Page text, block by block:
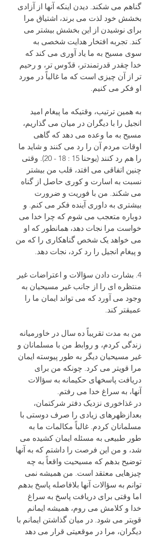
گناهم می شکند. دیدن اینکه آنها از آزادی
بخشش خود لذت می برند، اشتیاق مرا
برای نوشیدن از این بخشش بیشتر می
کند. تجربه افتخار هدایت شخصی به
سوی مسیح به ما یاد آوری می کند که
خدا چقدر قدرتمندتر، قدّوس تر، و رحیم
تر از آن چیزی است که ما غالباً در مورد
او فکر می کنیم.
به همین ترتیب، وقتیکه ما پیغام امید
انجیل را با دیگران در میان می گذاریم،
مسیح به ما وعده می دهد که گاهی
اوقات مردم آن را رد می کنند و شاید ما
را هم رد کنند (یوحنا 15 : 18 - 20). وقتی
چنین اتفاقی می افتد، قلب من بیشتر
نسبت به اسارت و کوری حاصل از گناه
می شکند. من با فوریت و ضرورت
بیشتری به داوری آینده فکر می کنم. و
دوباره متعجب می شوم که چرا خدا می
خواست مرا نجات دهد، همانطور که او
می خواهد یک شخص گناهکاری را که من
و پیغام انجیل را رد کرد، نجات دهد.
4. بشارت دادن سؤالات و اعتراضات غیر
منتظره ای را از جانب غیر مسیحیان به
وجود می آورد که می تواند ایمان ما را
عمیقتر کند.
من به مدت تقریباً ده سال در خاورمیانه
زندگی کردم، و روابط من با مسلمانان و
غیر مسیحیان دیگر به طور پیوسته ایمان
مرا قویتر می کرد. چونکه من برای
دریافت پاسخهای حکیمانه به سؤالات
آنها، به سراغ خدا می رفتم.
در غذاخوری نزدیک دفتر شرکتمان،
بعدازظهرهای زیادی را صرف دوستی با
مسلمانان کردم. غالباً مکالمات ما به
طور طبیعی به مسئله ایمان کشیده می
شد، و من این فرصت را داشتم که به آنها
توضیح بدهم که مسیحیت واقعاً به چه
چیزهایی معتقد است. من همیشه نمی
توانم به سؤالات آنها بلافاصله پاسخ بدهم
اما وقتی برای دریافت پاسخ به سراغ
خدا و کلامش می روم، همیشه ایمانم
قویتر می شود. در میان گذاشتن ایمانم با
دیگران، مرا در موقعیتی قرار می دهد